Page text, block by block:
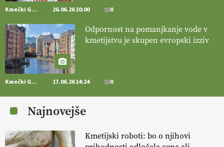
[EKOloško = LOGIČNO ] Mulčer
– naravna pot do zdravih tal
. VEČ
https://t.co/J7RkeaYpYu @EUAgri #IMCAP #CAP
https://t.co/RVG0FzcQN6
varnost,
okolje in kakovost življenja. VEČ
https://t.co/K0USFPJ5fJ @EUAgri #IMCAP #CAP
https://t.co/vcHhoOixHy
14.07.2026
Kmečki Glas 26.06.26 10:00 0
Odpornost na pomanjkanje vode v
kmetijstvu je skupen evropski izziv
Kmečki Glas 17.06.26 14:24 0
Najnovejše
Kmetijski roboti: bo o njihovi